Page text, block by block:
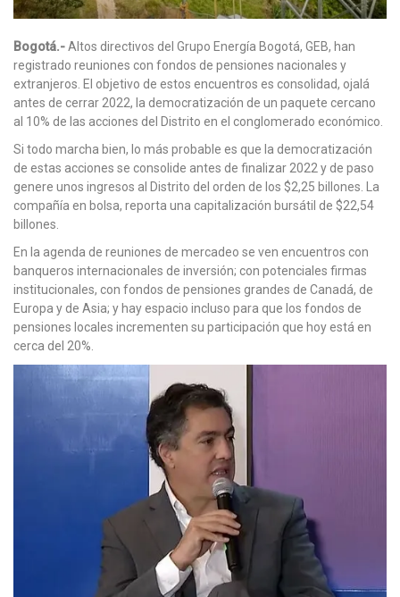
Bogotá.-Altos directivos del Grupo Energía Bogotá, GEB, han
registrado reuniones con fondos de pensiones nacionales y
extranjeros. El objetivo de estos encuentros es consolidad, ojalá
antes de cerrar 2022, la democratización de un paquete cercano
al 10% de las acciones del Distrito en el conglomerado económico.
Si todo marcha bien, lo más probable es que la democratización
de estas acciones se consolide antes de finalizar 2022 y de paso
genere unos ingresos al Distrito del orden de los $2,25 billones. La
compañía en bolsa, reporta una capitalización bursátil de $22,54
billones.
En la agenda de reuniones de mercadeo se ven encuentros con
banqueros internacionales de inversión; con potenciales firmas
institucionales, con fondos de pensiones grandes de Canadá, de
Europa y de Asia; y hay espacio incluso para que los fondos de
pensiones locales incrementen su participación que hoy está en
cerca del 20%.